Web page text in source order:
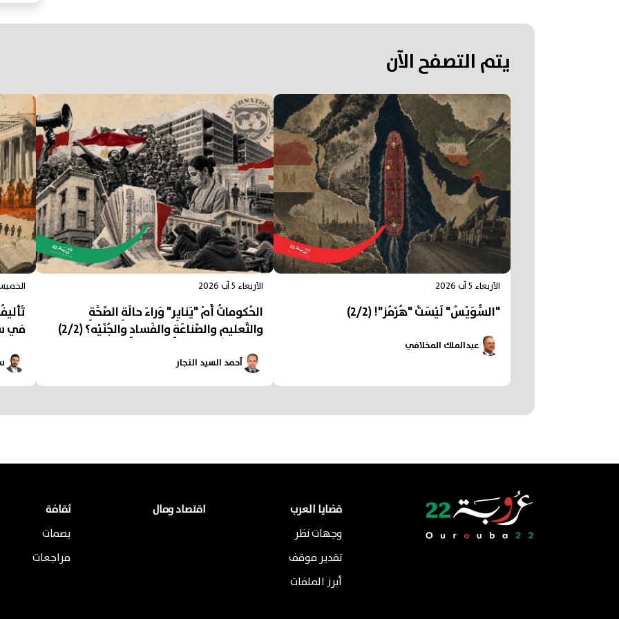
يتم التصفح الآن
الأربعاء 5 آب 2026
"السُّوَيْسُ" لَيْسَتْ "هُرْمُز"! (2/2)
عبدالملك المخلافي
الأربعاء 5 آب 2026
الحُكوماتُ أَمْ "يَنايِر" وَراءَ حالَةِ الصِّحَّةِ
والتَّعليمِ والصِّناعَةِ والفَسادِ والجُنَيْه؟ (2/2)
أحمد السيد النجار
الخميس 6 آب
في
قضايا العرب
وجهات نظر
تقدير موقف
أبرز الملفات
اقتصاد ومال
ثقافة
بصمات
مراجعات